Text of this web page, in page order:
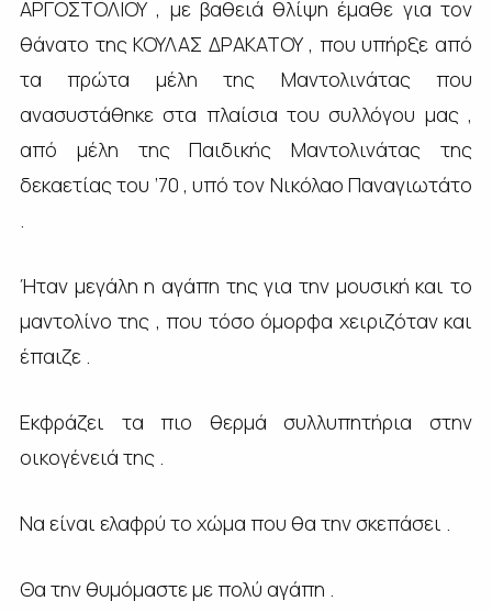
ΑΡΓΟΣΤΟΛΙΟΥ , με βαθειά θλίψη έμαθε για τον
θάνατο της ΚΟΥΛΑΣ ΔΡΑΚΑΤΟΥ , που υπήρξε από
τα πρώτα μέλη της Μαντολινάτας που
ανασυστάθηκε στα πλαίσια του συλλόγου μας ,
από μέλη της Παιδικής Μαντολινάτας της
δεκαετίας του ’70 , υπό τον Νικόλαο Παναγιωτάτο
Ήταν μεγάλη η αγάπη της για την μουσική και το
μαντολίνο της , που τόσο όμορφα χειριζόταν και
έπαιζε .
Εκφράζει τα πιο θερμά συλλυπητήρια στην
οικογένειά της .
Να είναι ελαφρύ το χώμα που θα την σκεπάσει .
Θα την θυμόμαστε με πολύ αγάπη .